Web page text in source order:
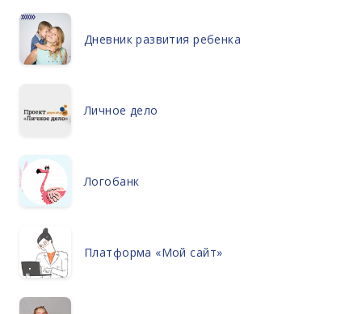
Дневник развития ребенка
Личное дело
Логобанк
Платформа «Мой сайт»